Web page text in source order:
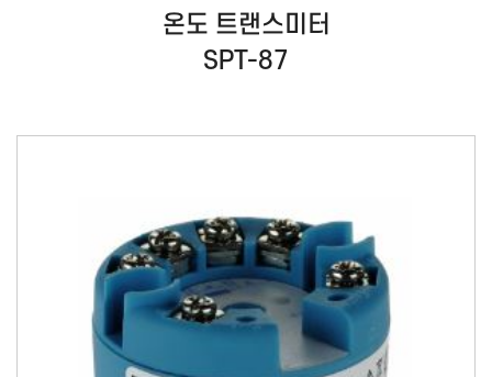
온도 트랜스미터
SPT-87